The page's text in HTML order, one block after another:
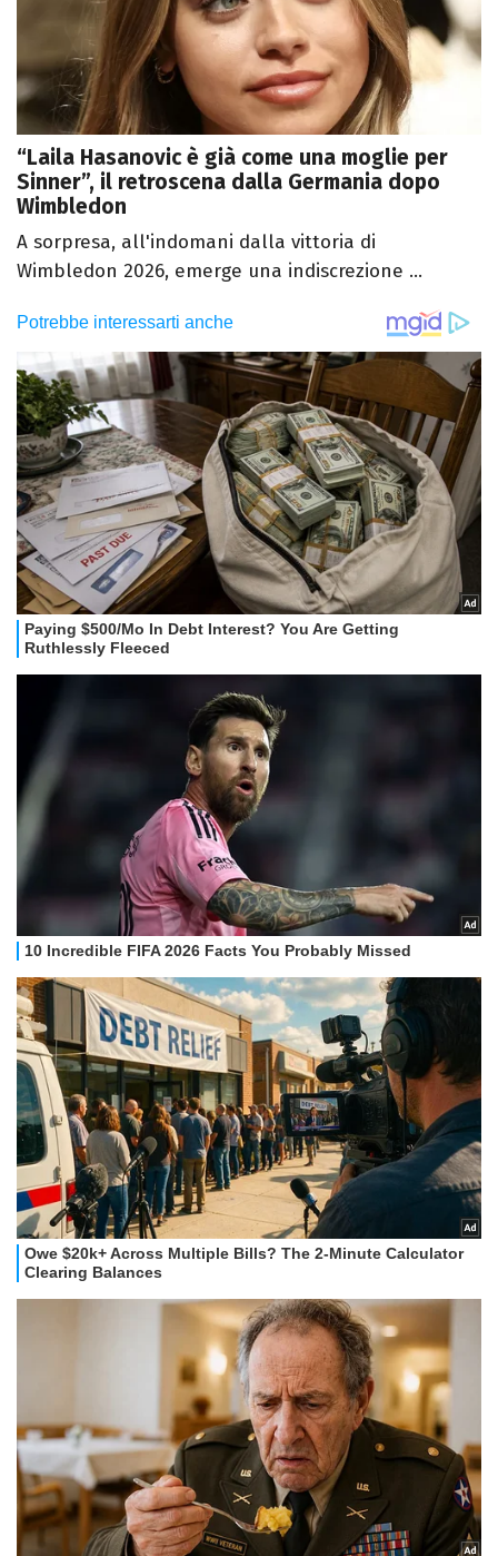
“Laila Hasanovic è già come una moglie per
Sinner”, il retroscena dalla Germania dopo
Wimbledon
A sorpresa, all'indomani dalla vittoria di
Wimbledon 2026, emerge una indiscrezione ...